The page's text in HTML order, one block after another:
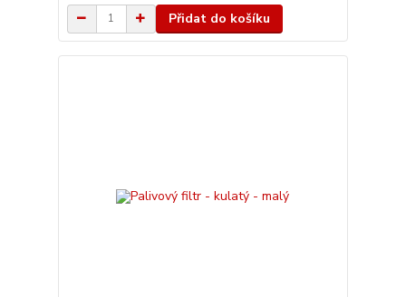
Přidat do košíku